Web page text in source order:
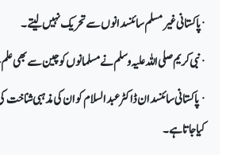
· پاکستانی غیر مسلم سائنسدانوں سے تحریک نہیں لیتے۔
· نبی کریم صلی اللہ علیہ وسلم نے مسلمانوں کو چین سے بھی
· پاکستانی سائنسدان ڈاکٹر عبدالسلام کو ان کی مذہبی شناخت
کیا جاتا ہے۔